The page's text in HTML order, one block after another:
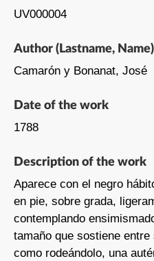
UV000004
Author (Lastname, Name)
Camarón y Bonanat, José
Date of the work
1788
Description of the work
Aparece con el negro
en pie, sobre grada,
contemplando
tamaño que sostiene
como rodeándolo, una